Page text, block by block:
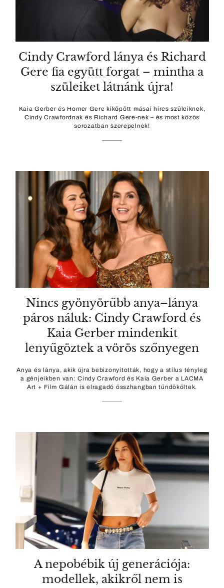
Cindy Crawford lánya és Richard
Gere fia együtt forgat – mintha a
szüleiket látnánk újra!
Kaia Gerber és Homer Gere kiköpött másai híres szüleiknek,
Cindy Crawfordnak és Richard Gere-nek – és most közös
sorozatban szerepelnek!
Nincs gyönyörűbb anya–lánya
páros náluk: Cindy Crawford és
Kaia Gerber mindenkit
lenyűgöztek a vörös szőnyegen
Anya és lánya, akik újra bebizonyították, hogy a stílus tényleg
a génjeikben van: Cindy Crawford és Kaia Gerber a LACMA
Art + Film Gálán is elragadó összhangban tündököltek.
A nepobébik új generációja:
modellek, akikről nem is